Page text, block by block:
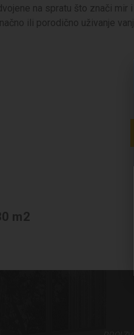
na spratu što znači
ili porodično uživanje
m2